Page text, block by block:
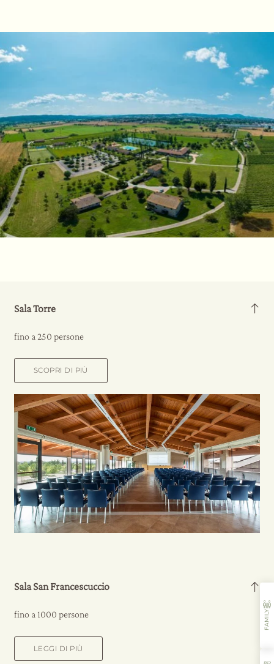
Sala Torre
fino a 250 persone
SCOPRI DI PIÙ
Sala San Francescuccio
fino a 1000 persone
LEGGI DI PIÙ
FAMILY